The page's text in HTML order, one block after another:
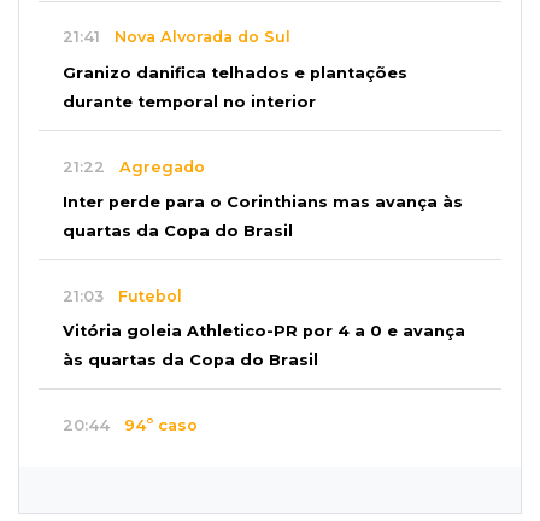
21:41 Nova Alvorada do Sul
Granizo danifica telhados e plantações
durante temporal no interior
21:22 Agregado
Inter perde para o Corinthians mas avança às
quartas da Copa do Brasil
21:03 Futebol
Vitória goleia Athletico-PR por 4 a 0 e avança
às quartas da Copa do Brasil
20:44 94º caso